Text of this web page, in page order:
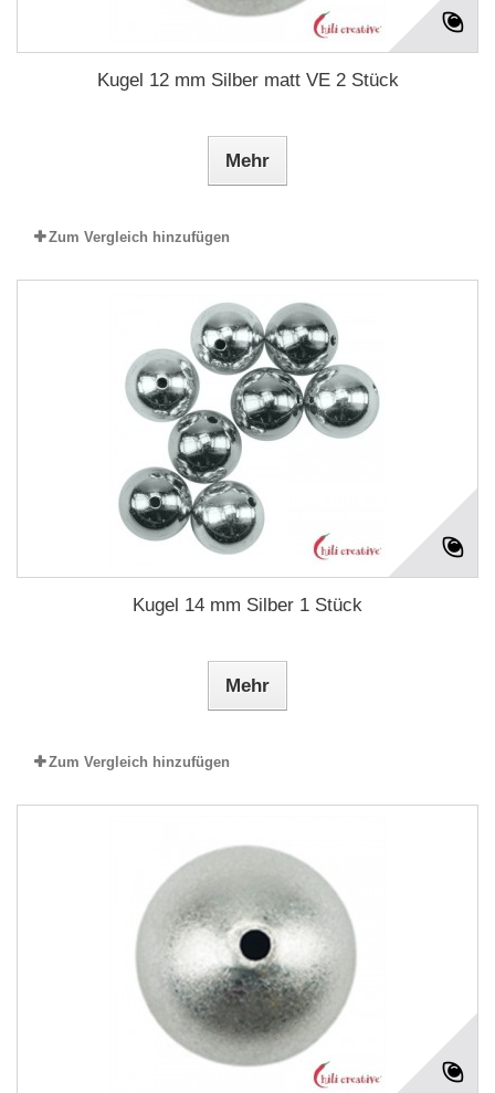
Kugel 12 mm Silber matt VE 2 Stück
Mehr
Zum Vergleich hinzufügen
Kugel 14 mm Silber 1 Stück
Mehr
Zum Vergleich hinzufügen